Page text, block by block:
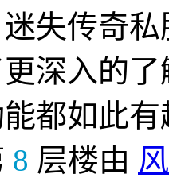
迷失传奇
深入的
都如此
8 层楼由